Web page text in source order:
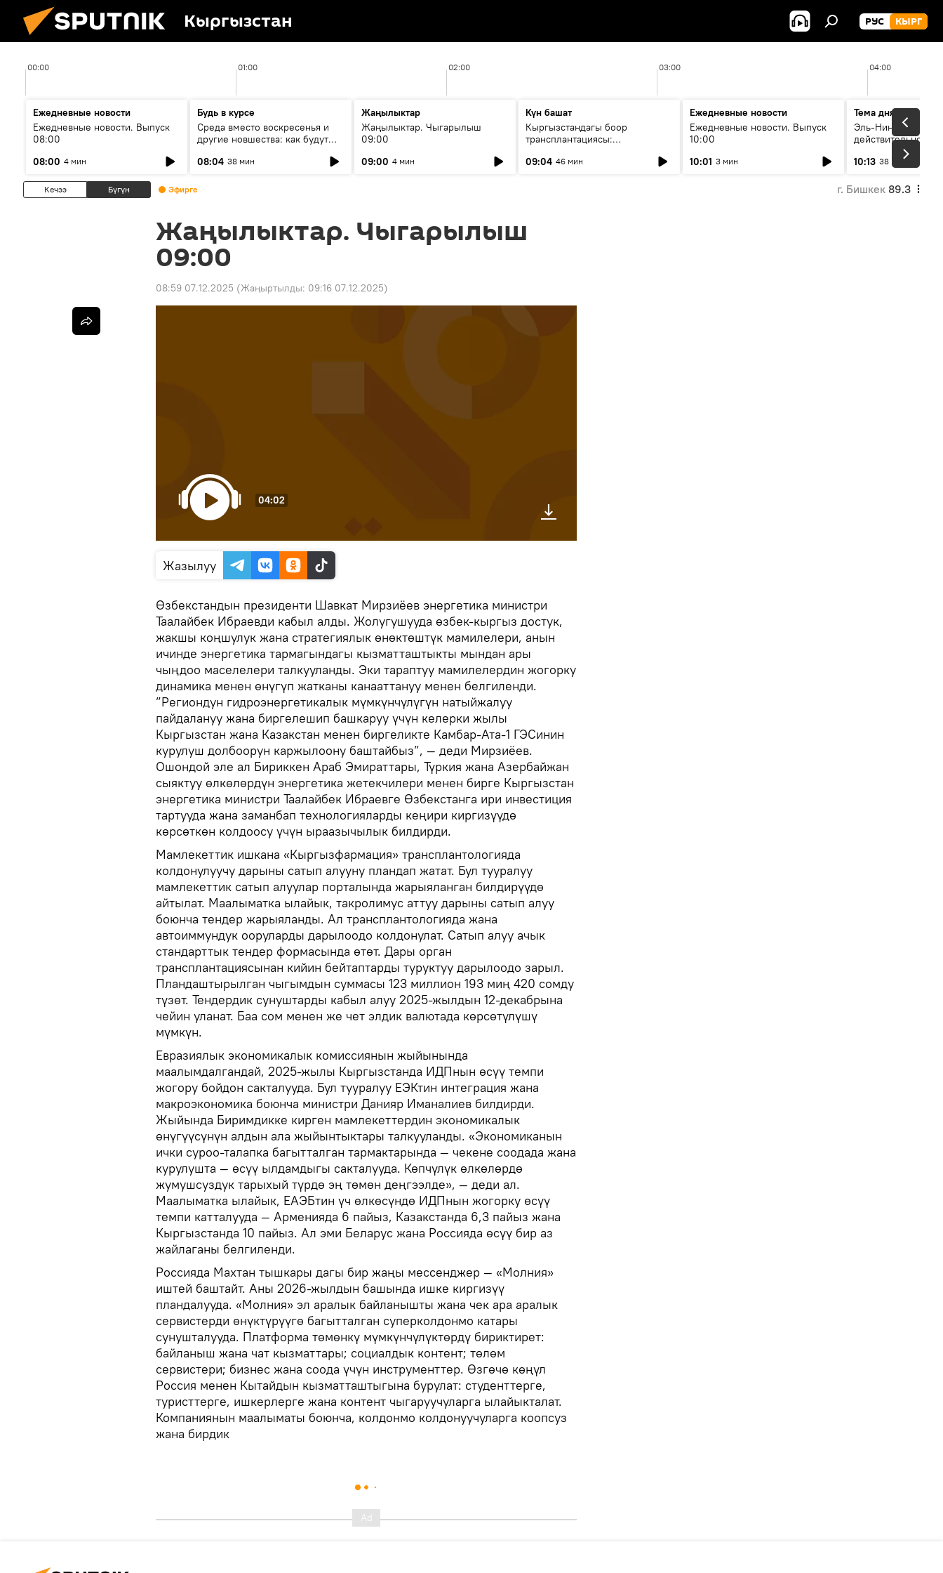
Кыргызстан РУС КЫРГ
00:00 01:00 02:00 03:00 04:00
Ежедневные новости
Ежедневные новости. Выпуск
08:00
08:00 4 мин
Будь в курсе
Среда вместо воскресенья и
другие новшества: как будут
08:04 38 мин
Жаңылыктар
Жаңылыктар. Чыгарылыш
09:00
09:00 4 мин
Күн башат
Кыргызстандагы боор
трансплантациясы:
келечеги
09:04 46 мин
Ежедневные новости
Ежедневные новости. Выпуск
10:00
10:01 3 мин
Тема дня
Эль-Ниньо, жара и
действительно
погоду в
10:13 38 мин
Кечээ Бүгүн Эфирге г. Бишкек 89.3
Жаңылыктар. Чыгарылыш
09:00
08:59 07.12.2025 (Жаңыртылды: 09:16 07.12.2025)
04:02
Жазылуу
Өзбекстандын президенти Шавкат Мирзиёев энергетика министри
Таалайбек Ибраевди кабыл алды. Жолугушууда өзбек-кыргыз достук,
жакшы коңшулук жана стратегиялык өнөктөштүк мамилелери, анын
ичинде энергетика тармагындагы кызматташтыкты мындан ары
чыңдоо маселелери талкууланды. Эки тараптуу мамилелердин жогорку
динамика менен өнүгүп жатканы канааттануу менен белгиленди.
”Региондун гидроэнергетикалык мүмкүнчүлүгүн натыйжалуу
пайдалануу жана биргелешип башкаруу үчүн келерки жылы
Кыргызстан жана Казакстан менен биргеликте Камбар-Ата-1 ГЭСинин
курулуш долбоорун каржылоону баштайбыз”, — деди Мирзиёев.
Ошондой эле ал Бириккен Араб Эмираттары, Түркия жана Азербайжан
сыяктуу өлкөлөрдүн энергетика жетекчилери менен бирге Кыргызстан
энергетика министри Таалайбек Ибраевге Өзбекстанга ири инвестиция
тартууда жана заманбап технологияларды кеңири киргизүүдө
көрсөткөн колдоосу үчүн ыраазычылык билдирди.
Мамлекеттик ишкана «Кыргызфармация» трансплантологияда
колдонулуучу дарыны сатып алууну пландап жатат. Бул тууралуу
мамлекеттик сатып алуулар порталында жарыяланган билдирүүдө
айтылат. Маалыматка ылайык, такролимус аттуу дарыны сатып алуу
боюнча тендер жарыяланды. Ал трансплантологияда жана
автоиммундук ооруларды дарылоодо колдонулат. Сатып алуу ачык
стандарттык тендер формасында өтөт. Дары орган
трансплантациясынан кийин бейтаптарды туруктуу дарылоодо зарыл.
Пландаштырылган чыгымдын суммасы 123 миллион 193 миң 420 сомду
түзөт. Тендердик сунуштарды кабыл алуу 2025-жылдын 12-декабрына
чейин уланат. Баа сом менен же чет элдик валютада көрсөтүлүшү
мүмкүн.
Евразиялык экономикалык комиссиянын жыйынында
маалымдалгандай, 2025-жылы Кыргызстанда ИДПнын өсүү темпи
жогору бойдон сакталууда. Бул тууралуу ЕЭКтин интеграция жана
макроэкономика боюнча министри Данияр Иманалиев билдирди.
Жыйында Биримдикке кирген мамлекеттердин экономикалык
өнүгүүсүнүн алдын ала жыйынтыктары талкууланды. «Экономиканын
ички суроо-талапка багытталган тармактарында — чекене соодада жана
курулушта — өсүү ылдамдыгы сакталууда. Көпчүлүк өлкөлөрдө
жумушсуздук тарыхый түрдө эң төмөн деңгээлде», — деди ал.
Маалыматка ылайык, ЕАЭБтин үч өлкөсүндө ИДПнын жогорку өсүү
темпи катталууда — Арменияда 6 пайыз, Казакстанда 6,3 пайыз жана
Кыргызстанда 10 пайыз. Ал эми Беларус жана Россияда өсүү бир аз
жайлаганы белгиленди.
Россияда Махтан тышкары дагы бир жаңы мессенджер — «Молния»
иштей баштайт. Аны 2026-жылдын башында ишке киргизүү
пландалууда. «Молния» эл аралык байланышты жана чек ара аралык
сервистерди өнүктүрүүгө багытталган суперколдонмо катары
сунушталууда. Платформа төмөнкү мүмкүнчүлүктөрдү бириктирет:
байланыш жана чат кызматтары; социалдык контент; төлөм
сервистери; бизнес жана соода үчүн инструменттер. Өзгөчө көңүл
Россия менен Кытайдын кызматташтыгына бурулат: студенттерге,
туристтерге, ишкерлерге жана контент чыгаруучуларга ылайыкталат.
Компаниянын маалыматы боюнча, колдонмо колдонуучуларга коопсуз
жана бирдик